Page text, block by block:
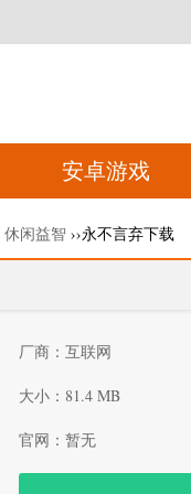
安卓游戏
休闲益智 ››永不言弃下载
厂商：互联网
大小：81.4 MB
官网：暂无